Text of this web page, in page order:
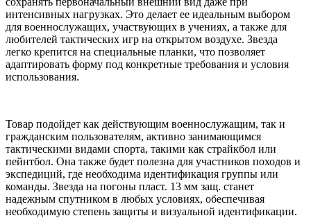
интенсивных нагрузках. Это делает ее идеальным выбором
для военнослужащих, участвующих в учениях, а также для
любителей тактических игр на открытом воздухе. Звезда
легко крепится на специальные планки, что позволяет
адаптировать форму под конкретные требования и условия
использования.
Товар подойдет как действующим военнослужащим, так и
гражданским пользователям, активно занимающимся
тактическими видами спорта, такими как страйкбол или
пейнтбол. Она также будет полезна для участников походов и
экспедиций, где необходима идентификация группы или
команды. Звезда на погоны пласт. 13 мм защ. станет
надежным спутником в любых условиях, обеспечивая
необходимую степень защиты и визуальной идентификации.